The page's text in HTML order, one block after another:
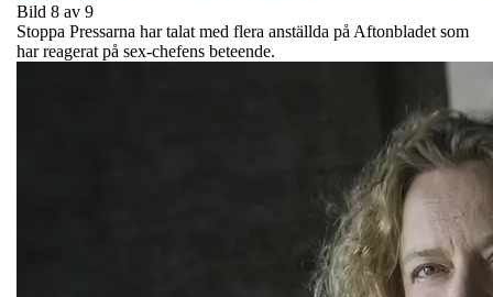
Bild 8 av 9
Stoppa Pressarna har talat med flera anställda på Aftonbladet som
har reagerat på sex-chefens beteende.